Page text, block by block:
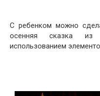
С ребенком можно
осенняя сказка из
использованием